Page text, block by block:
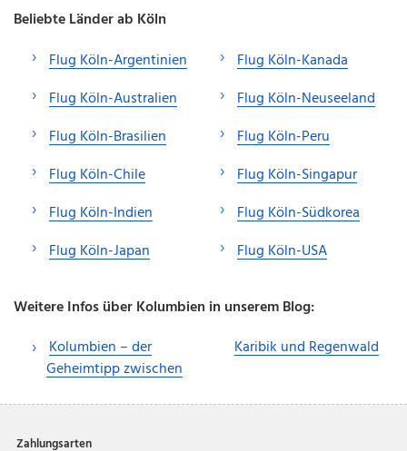
Beliebte Länder ab Köln
Flug Köln-Argentinien
Flug Köln-Australien
Flug Köln-Brasilien
Flug Köln-Chile
Flug Köln-Indien
Flug Köln-Japan
Flug Köln-Kanada
Flug Köln-Neuseeland
Flug Köln-Peru
Flug Köln-Singapur
Flug Köln-Südkorea
Flug Köln-USA
Weitere Infos über Kolumbien in unserem Blog:
Kolumbien – der
Geheimtipp zwischen
Karibik und Regenwald